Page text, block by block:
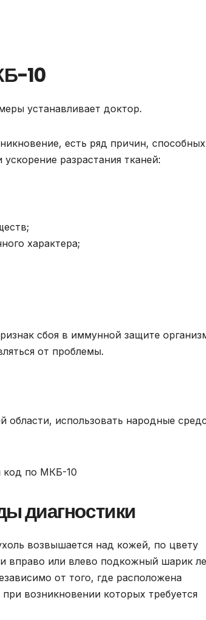
10
устанавливает доктор.
есть ряд причин, способных
разрастания тканей:
характера;
сбоя в иммунной защите
от проблемы.
области, использовать народные
диагностики
возвышается над кожей, по цвету
вправо или влево подкожный шарик
от того, где расположена
возникновении которых требуется